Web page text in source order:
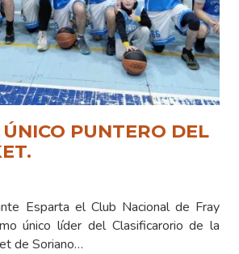
PUNTERO DEL
Esparta el Club Nacional de Fray
único líder del Clasificarorio de la
de Soriano…